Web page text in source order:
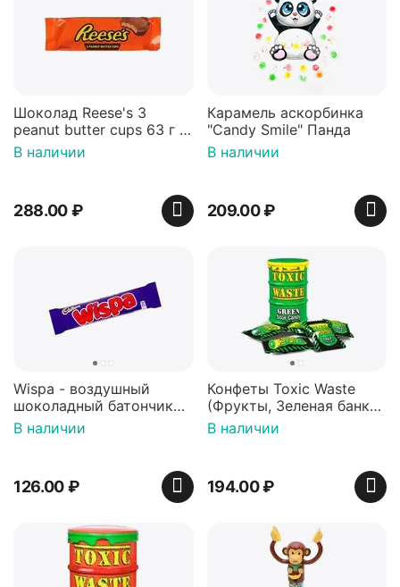
Шоколад Reese's 3
peanut butter cups 63 г с
арахисовой пастой
В наличии
288.00₽
Карамель аскорбинка
"Candy Smile" Панда
В наличии
209.00₽
Wispa - воздушный
шоколадный батончик
36 гр
В наличии
126.00₽
Конфеты Toxic Waste
(Фрукты, Зеленая банка,
42 гр).
В наличии
194.00₽